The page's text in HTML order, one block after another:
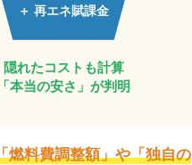
＋ 再エネ賦課金
隠れたコストも計算
「本当の安さ」が判明
燃料費調整額」や「独自の